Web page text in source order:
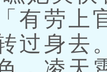
有劳上
过身去